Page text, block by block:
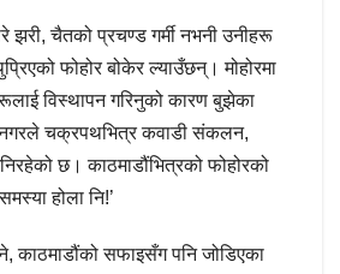
झरी, चैतको प्रचण्ड गर्मी नभनी उनीहरू
फोहोर बोकेर ल्याउँछन्। मोहोरमा
विस्थापन गरिनुको कारण बुझेका
चक्रपथभित्र कवाडी संकलन,
छ। काठमाडौंभित्रको फोहोरको
होला नि!’
काठमाडौंको सफाइसँग पनि जोडिएका